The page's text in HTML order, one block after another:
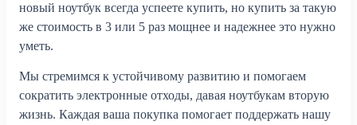
новый ноутбук всегда успеете купить, но купить за такую
же стоимость в 3 или 5 раз мощнее и надежнее это нужно
уметь.
Мы стремимся к устойчивому развитию и помогаем
сократить электронные отходы, давая ноутбукам вторую
жизнь. Каждая ваша покупка помогает поддержать нашу